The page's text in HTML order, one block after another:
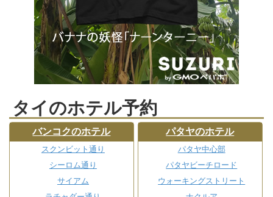
タイのホテル予約
バンコクのホテル
スクンビット通り
シーロム通り
サイアム
パタヤのホテル
パタヤ中心部
パタヤビーチロード
ウォーキングストリート